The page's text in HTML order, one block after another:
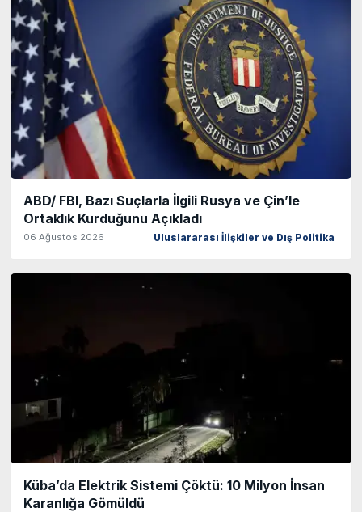
ABD/ FBI, Bazı Suçlarla İlgili Rusya ve Çin’le
Ortaklık Kurduğunu Açıkladı
06 Ağustos 2026 Uluslararası İlişkiler ve Dış Politika
Küba’da Elektrik Sistemi Çöktü: 10 Milyon İnsan
Karanlığa Gömüldü